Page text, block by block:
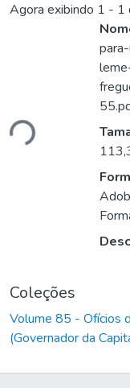
Agora exibindo 1 - 1
Coleções
Volume 85 - Ofícios
(Governador da